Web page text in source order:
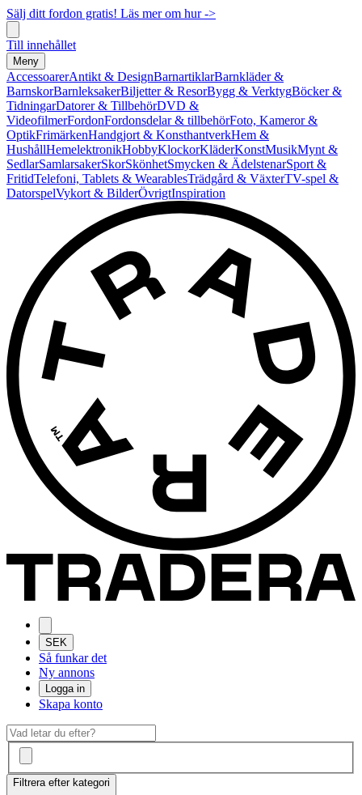
Sälj ditt fordon gratis! Läs mer om hur ->
Till innehållet
Meny
AccessoarerAntikt & DesignBarnartiklarBarnkläder &
BarnskorBarnleksakerBiljetter & ResorBygg & VerktygBöcker &
TidningarDatorer & TillbehörDVD &
VideofilmerFordonFordonsdelar & tillbehörFoto, Kameror &
OptikFrimärkenHandgjort & KonsthantverkHem &
HushållHemelektronikHobbyKlockorKläderKonstMusikMynt &
SedlarSamlarsakerSkorSkönhetSmycken & ÄdelstenarSport &
FritidTelefoni, Tablets & WearablesTrädgård & VäxterTV-spel &
DatorspelVykort & BilderÖvrigtInspiration
SEK
Så funkar det
Ny annons
Logga in
Skapa konto
Filtrera efter kategori